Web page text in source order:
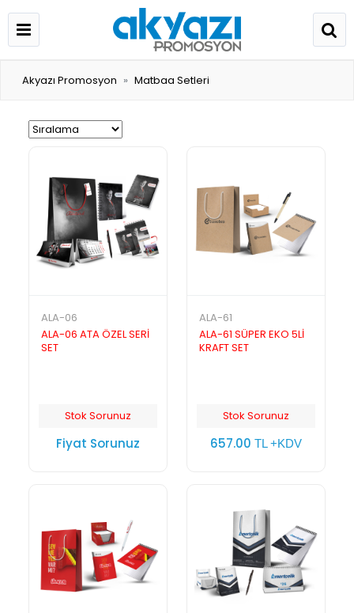
Akyazı Promosyon Matbaa Setleri
ALA-06
ALA-06 ATA ÖZEL SERİ
SET
Stok Sorunuz
Fiyat Sorunuz
ALA-61
ALA-61 SÜPER EKO 5Lİ
KRAFT SET
Stok Sorunuz
657.00 TL +KDV